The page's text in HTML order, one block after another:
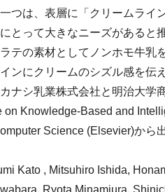
つは、表層に「クリームライ
とって大きなニーズがあると
テの素材としてノンホモ牛乳
ンにクリームのシズル感を伝
ナシ乳業株式会社と明治大学
on Knowledge-Based and
Science (Elsevier)から
Kato , Mitsuhiro Ishida,
Ryota Minamiura,